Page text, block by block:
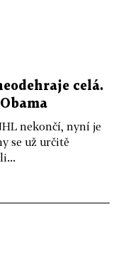
celá.
nekončí, nyní je
se už určitě